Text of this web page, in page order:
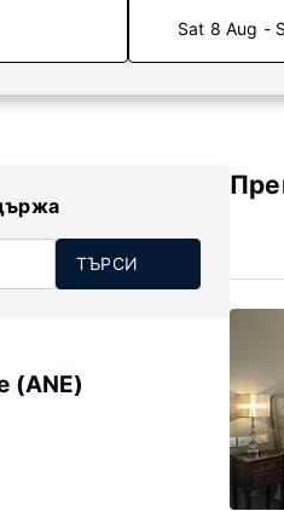
Sat 8 Aug -
ТЪРСИ
(ANE)